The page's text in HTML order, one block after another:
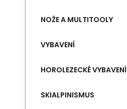
NOŽE A MULTITOOLY
VYBAVENÍ
HOROLEZECKÉ VYBAVENÍ
SKIALPINISMUS